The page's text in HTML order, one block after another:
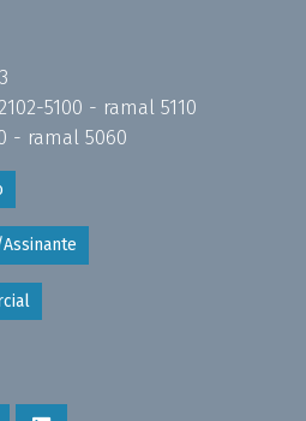
5100 - ramal 5110
- ramal 5060